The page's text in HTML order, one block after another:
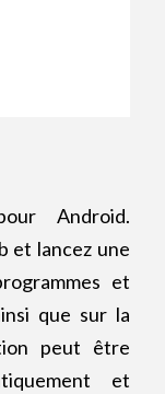
Android.
et lancez une
et
que sur la
peut être
et